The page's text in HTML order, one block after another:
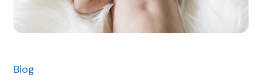
Blog